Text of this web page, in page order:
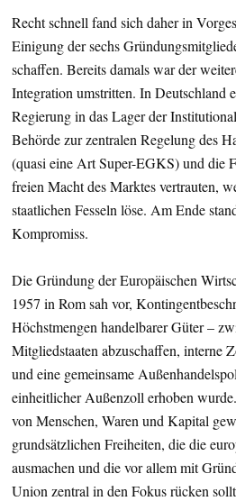
Recht schnell fand sich daher in
Einigung der sechs
schaffen. Bereits damals war der
Integration umstritten. In Deutschland
Regierung in das Lager der
Behörde zur zentralen Regelung des
(quasi eine Art Super-EGKS) und die
freien Macht des Marktes vertrauten,
staatlichen Fesseln löse. Am Ende
Kompromiss.
Die Gründung der Europäischen
1957 in Rom sah vor,
Höchstmengen handelbarer Güter –
Mitgliedstaaten abzuschaffen, interne
und eine gemeinsame
einheitlicher Außenzoll erhoben
von Menschen, Waren und Kapital
grundsätzlichen Freiheiten, die die
ausmachen und die vor allem mit
Union zentral in den Fokus rücken